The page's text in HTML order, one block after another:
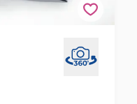
4p Automovil